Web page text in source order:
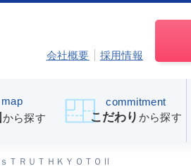
会社概要 採用情報
map
から探す
commitment
こだわり から探す
ＴＲＵＴＨＫＹＯＴＯⅡ